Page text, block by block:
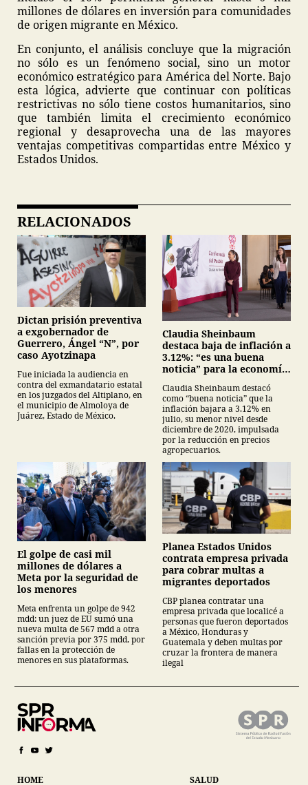
millones de dólares en inversión para comunidades
de origen migrante en México.
En conjunto, el análisis concluye que la migración
no sólo es un fenómeno social, sino un motor
económico estratégico para América del Norte. Bajo
esta lógica, advierte que continuar con políticas
restrictivas no sólo tiene costos humanitarios, sino
que también limita el crecimiento económico
regional y desaprovecha una de las mayores
ventajas competitivas compartidas entre México y
Estados Unidos.
RELACIONADOS
Dictan prisión preventiva
a exgobernador de
Guerrero, Ángel “N”, por
caso Ayotzinapa
Fue iniciada la audiencia en
contra del exmandatario estatal
en los juzgados del Altiplano, en
el municipio de Almoloya de
Juárez, Estado de México.
Claudia Sheinbaum
destaca baja de inflación a
3.12%: “es una buena
noticia” para la economía
Claudia Sheinbaum destacó
como “buena noticia” que la
inflación bajara a 3.12% en
julio, su menor nivel desde
diciembre de 2020, impulsada
por la reducción en precios
agropecuarios.
El golpe de casi mil
millones de dólares a
Meta por la seguridad de
los menores
Meta enfrenta un golpe de 942
mdd: un juez de EU sumó una
nueva multa de 567 mdd a otra
sanción previa por 375 mdd, por
fallas en la protección de
menores en sus plataformas.
Planea Estados Unidos
contrata empresa privada
para cobrar multas a
migrantes deportados
CBP planea contratar una
empresa privada que localicé a
personas que fueron deportados
a México, Honduras y
Guatemala y deben multas por
cruzar la frontera de manera
ilegal
HOME SALUD